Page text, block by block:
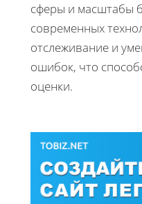
сферы и масштабы
современных
отслеживание и
ошибок, что
оценки.